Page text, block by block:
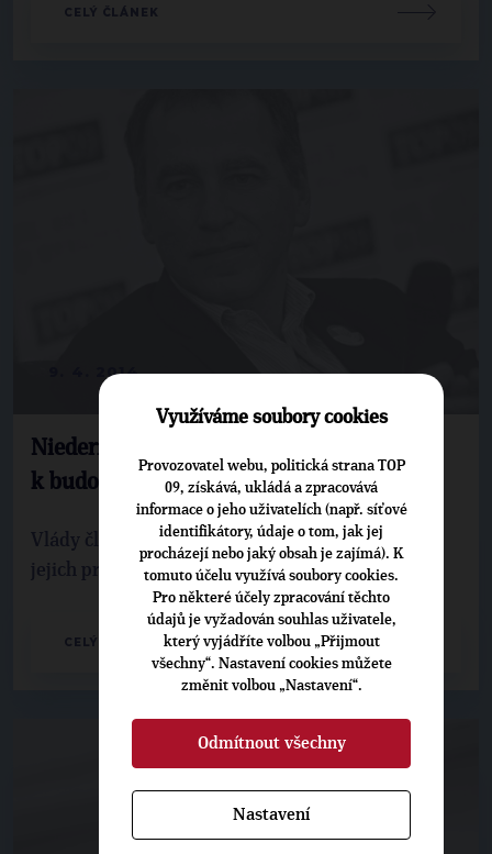
CELÝ ČLÁNEK
9. 4. 2014
Niedermayer: Evropa není na cestě
k budování superstátu
Vlády členských států musí pochopit, že EU je
jejich projektem, ne něco externího.
CELÝ ČLÁNEK
Využíváme soubory cookies
Provozovatel webu, politická strana TOP
09, získává, ukládá a zpracovává
informace o jeho uživatelích (např. síťové
identifikátory, údaje o tom, jak jej
procházejí nebo jaký obsah je zajímá). K
tomuto účelu využívá soubory cookies.
Pro některé účely zpracování těchto
údajů je vyžadován souhlas uživatele,
který vyjádříte volbou „Přijmout
všechny“. Nastavení cookies můžete
změnit volbou „Nastavení“.
Odmítnout všechny
Nastavení